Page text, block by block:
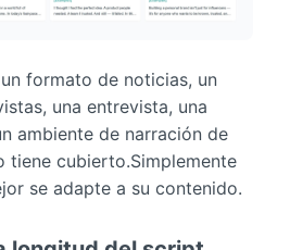
formato de noticias, un
una entrevista, una
ambiente de narración de
tiene cubierto.Simplemente
se adapte a su contenido.